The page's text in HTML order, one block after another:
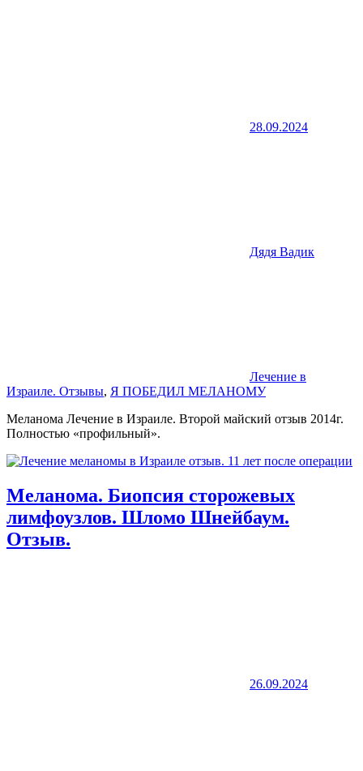
28.09.2024
Дядя Вадик
Лечение в
Израиле. Отзывы, Я ПОБЕДИЛ МЕЛАНОМУ
Меланома Лечение в Израиле. Второй майский отзыв 2014г.
Полностью «профильный».
Меланома. Биопсия сторожевых
лимфоузлов. Шломо Шнейбаум.
Отзыв.
26.09.2024